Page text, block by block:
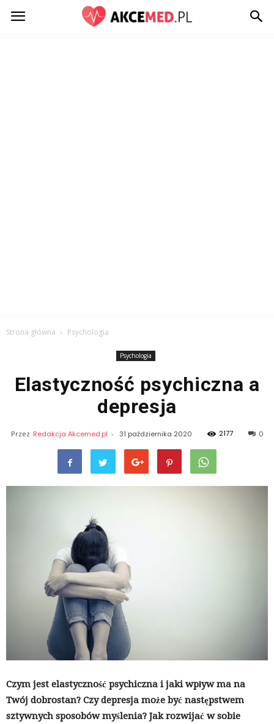
Akcemed.pl
Strona główna Psychologia
Psychologia
Elastyczność psychiczna a
depresja
Przez Redakcja Akcemed.pl - 31 października 2020 2177 0
Czym jest elastyczność psychiczna i jaki wpływ ma na
Twój dobrostan? Czy depresja może być następstwem
sztywnych sposobów myślenia? Jak rozwijać w sobie